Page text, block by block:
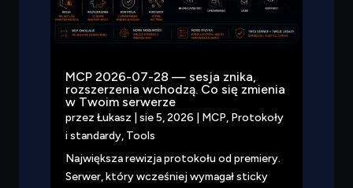
MCP 2026-07-28 — sesja znika,
rozszerzenia wchodzą. Co się zmienia
w Twoim serwerze
przez Łukasz sie 5, 2026 MCP, Protokoły
i standardy, Tools
Największa rewizja protokołu od premiery.
Serwer, który wcześniej wymagał sticky